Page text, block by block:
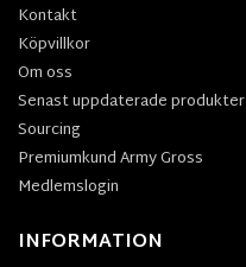
Kontakt
Köpvillkor
Om oss
Senast uppdaterade produkter
Sourcing
Premiumkund Army Gross
Medlemslogin
INFORMATION